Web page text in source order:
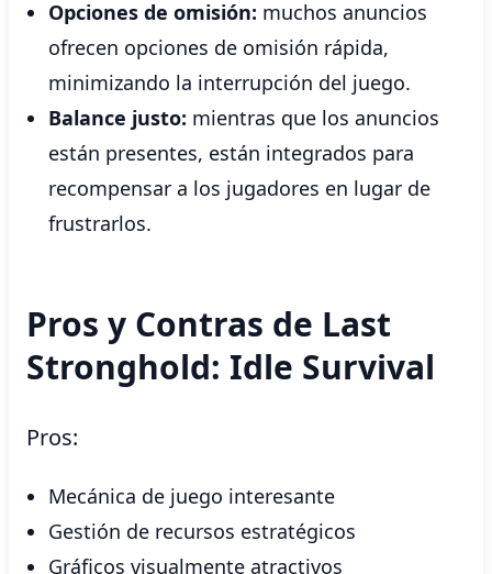
Opciones de omisión: muchos anuncios
ofrecen opciones de omisión rápida,
minimizando la interrupción del juego.
Balance justo: mientras que los anuncios
están presentes, están integrados para
recompensar a los jugadores en lugar de
frustrarlos.
Pros y Contras de Last
Stronghold: Idle Survival
Pros:
Mecánica de juego interesante
Gestión de recursos estratégicos
Gráficos visualmente atractivos